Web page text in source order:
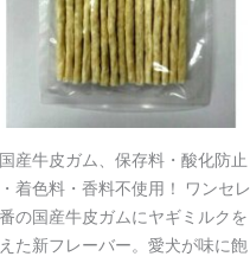
国産牛皮ガム、保存料・酸化防止
着色料・香料不使用！ ワンセレ
の国産牛皮ガムにヤギミルクを
た新フレーバー。愛犬が味に飽